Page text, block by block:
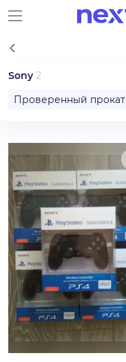
Sony 2
Проверенный прокат